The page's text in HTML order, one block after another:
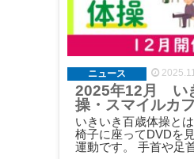
ニュース
2025年12月 い
操・スマイルカ
いきいき百歳体操とは
椅子に座ってDVDを
運動です。 手首や足